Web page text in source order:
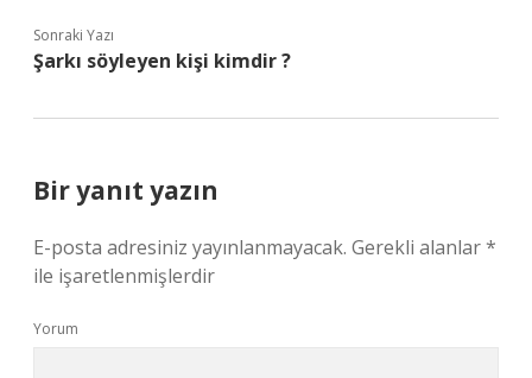
Sonraki Yazı
Şarkı söyleyen kişi kimdir ?
Bir yanıt yazın
E-posta adresiniz yayınlanmayacak. Gerekli alanlar*
ile işaretlenmişlerdir
Yorum